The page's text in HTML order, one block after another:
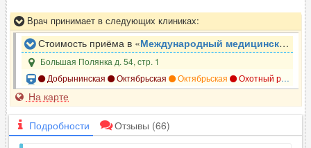
Врач принимает в следующих клиниках:
Стоимость приёма в «Международный медицинский центр Синай
Большая Полянка д. 54, стр. 1
Добрынинская
Октябрьская Октябрьская Охотный ряд
На карте
Подробности Отзывы (66)